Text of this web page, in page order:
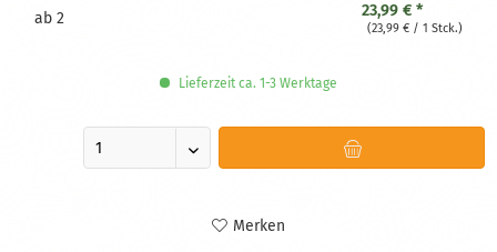
ab 2 23,99 € *
(23,99 € / 1 Stck.)
Lieferzeit ca. 1-3 Werktage
Merken